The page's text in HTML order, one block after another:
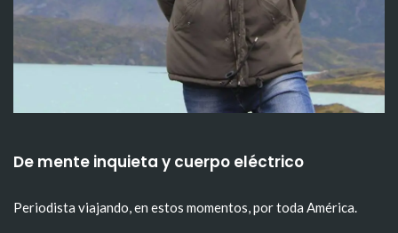
De mente inquieta y cuerpo eléctrico
Periodista viajando, en estos momentos, por toda América.